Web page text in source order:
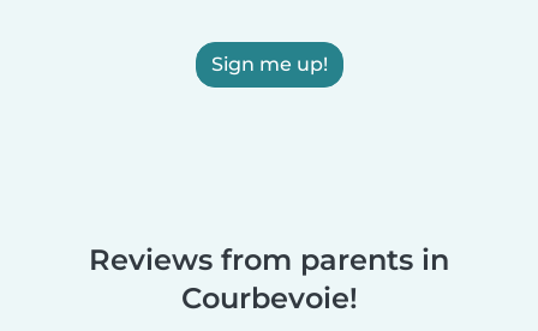
Sign me up!
Reviews from parents in
Courbevoie!